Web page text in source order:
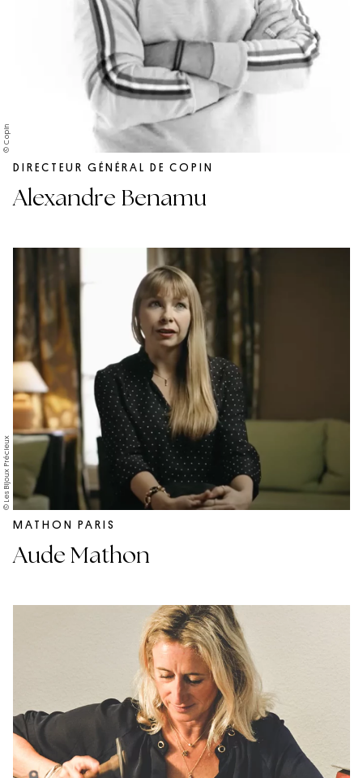
© Copin
DIRECTEUR GÉNÉRAL DE COPIN
Alexandre Benamu
© Les Bijoux Précieux
MATHON PARIS
Aude Mathon